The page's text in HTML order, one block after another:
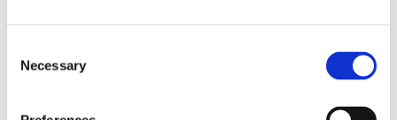
Selection
Necessary
Fabian Ginsberg